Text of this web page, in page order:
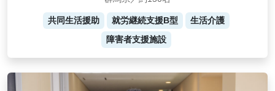
共同生活援助 就労継続支援B型
生活介護
障害者支援施設